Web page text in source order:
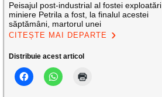
Peisajul post-industrial al fostei exploatări
miniere Petrila a fost, la finalul acestei
săptămâni, martorul unei
CITEȘTE MAI DEPARTE
Distribuie acest articol